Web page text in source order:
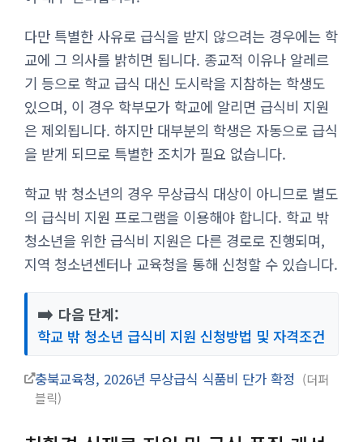
다만 특별한 사유로 급식을 받지 않으려는 경우에는 학
교에 그 의사를 밝히면 됩니다. 종교적 이유나 알레르
기 등으로 학교 급식 대신 도시락을 지참하는 학생도
있으며, 이 경우 학부모가 학교에 알리면 급식비 지원
은 제외됩니다. 하지만 대부분의 학생은 자동으로 급식
을 받게 되므로 특별한 조치가 필요 없습니다.
학교 밖 청소년의 경우 무상급식 대상이 아니므로 별도
의 급식비 지원 프로그램을 이용해야 합니다. 학교 밖
청소년을 위한 급식비 지원은 다른 경로로 진행되며,
지역 청소년센터나 교육청을 통해 신청할 수 있습니다.
➡️ 다음 단계:
학교 밖 청소년 급식비 지원 신청방법 및 자격조건
충북교육청, 2026년 무상급식 식품비 단가 확정
더퍼
블릭